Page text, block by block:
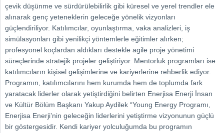
çevik düşünme ve sürdürülebilirlik gibi küresel ve yerel trendler ele
alınarak genç yeteneklerin geleceğe yönelik vizyonları
güçlendiriliyor. Katılımcılar, oyunlaştırma, vaka analizleri, iş
simülasyonları gibi yenilikçi yöntemlerle eğitimler alırken;
profesyonel koçlardan aldıkları destekle agile proje yönetimi
süreçlerinde stratejik projeler geliştiriyor. Mentorluk programları ise
katılımcıların kişisel gelişimlerine ve kariyerlerine rehberlik ediyor.
Programın, katılımcılarını hem kurumda hem de toplumda fark
yaratacak liderler olarak yetiştirdiğini belirten Enerjisa Enerji İnsan
ve Kültür Bölüm Başkanı Yakup Aydilek “Young Energy Programı,
Enerjisa Enerji’nin geleceğin liderlerini yetiştirme vizyonunun güçlü
bir göstergesidir. Kendi kariyer yolculuğumda bu programın